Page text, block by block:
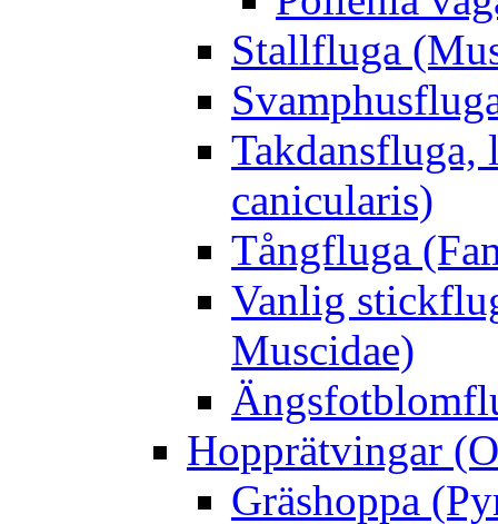
Stallfluga
Takdansfluga,
canicularis)
Tångfluga
Vanlig
Muscidae)
Hopprätvingar
Gräshoppa